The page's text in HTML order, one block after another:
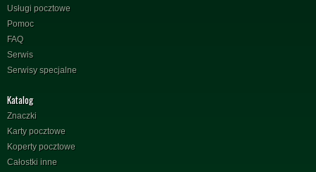
Usługi pocztowe
Pomoc
FAQ
Serwis
Serwisy specjalne
Katalog
Znaczki
Karty pocztowe
Koperty pocztowe
Całostki inne